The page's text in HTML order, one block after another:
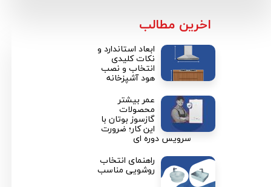
​اخرین مطالب
ابعاد استاندارد و
نکات کلیدی
انتخاب و نصب
هود آشپزخانه
عمر بیشتر
محصولات
گازسوز بوتان با
این کار؛ ضرورت
سرویس دوره ای
راهنمای انتخاب
روشویی مناسب